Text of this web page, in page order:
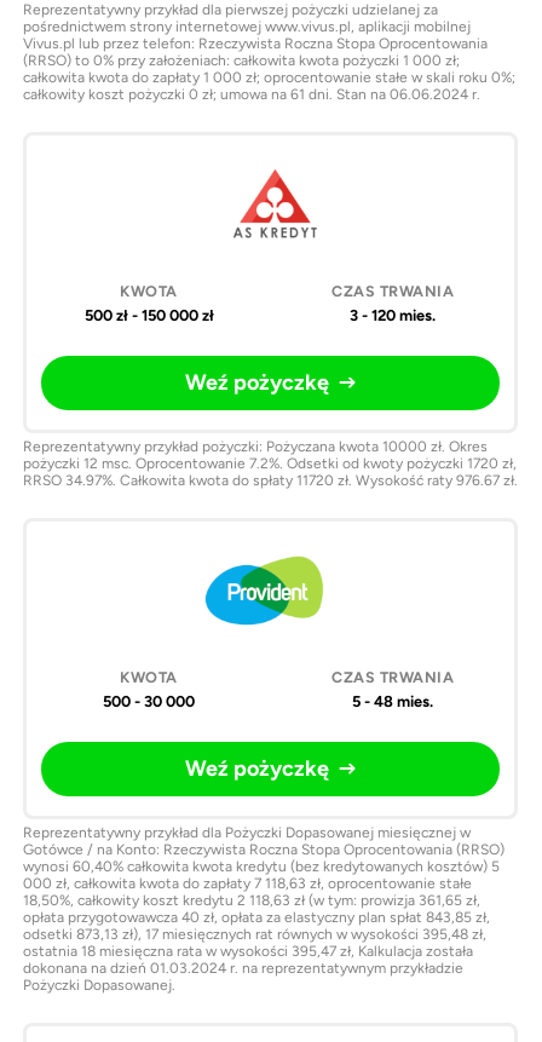
Reprezentatywny przykład dla pierwszej pożyczki udzielanej za
pośrednictwem strony internetowej www.vivus.pl, aplikacji mobilnej
Vivus.pl lub przez telefon: Rzeczywista Roczna Stopa Oprocentowania
(RRSO) to 0% przy założeniach: całkowita kwota pożyczki 1 000 zł;
całkowita kwota do zapłaty 1 000 zł; oprocentowanie stałe w skali roku 0%;
całkowity koszt pożyczki 0 zł; umowa na 61 dni. Stan na 06.06.2024 r.
500 zł - 150 000 zł 3 - 120 mies.
Weź pożyczkę
Reprezentatywny przykład pożyczki: Pożyczana kwota 10000 zł. Okres
pożyczki 12 msc. Oprocentowanie 7.2%. Odsetki od kwoty pożyczki 1720 zł,
RRSO 34.97%. Całkowita kwota do spłaty 11720 zł. Wysokość raty 976.67 zł.
500 - 30 000 5 - 48 mies.
Weź pożyczkę
Reprezentatywny przykład dla Pożyczki Dopasowanej miesięcznej w
Gotówce / na Konto: Rzeczywista Roczna Stopa Oprocentowania (RRSO)
wynosi 60,40% całkowita kwota kredytu (bez kredytowanych kosztów) 5
000 zł, całkowita kwota do zapłaty 7 118,63 zł, oprocentowanie stałe
18,50%, całkowity koszt kredytu 2 118,63 zł (w tym: prowizja 361,65 zł,
opłata przygotowawcza 40 zł, opłata za elastyczny plan spłat 843,85 zł,
odsetki 873,13 zł), 17 miesięcznych rat równych w wysokości 395,48 zł,
ostatnia 18 miesięczna rata w wysokości 395,47 zł, Kalkulacja została
dokonana na dzień 01.03.2024 r. na reprezentatywnym przykładzie
Pożyczki Dopasowanej.